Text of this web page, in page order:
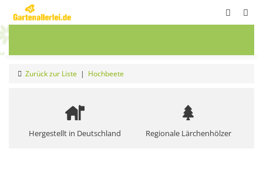
Zurück zur Liste Hochbeete
Hergestellt in Deutschland Regionale Lärchenhölzer